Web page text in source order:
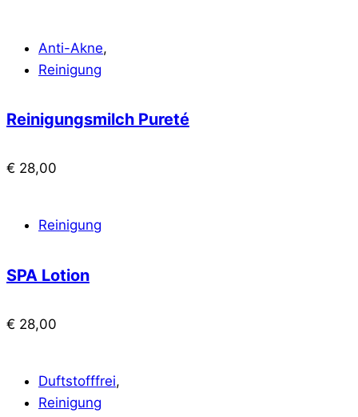
Anti-Akne,
Reinigung
Reinigungsmilch Pureté
€ 28,00
Reinigung
SPA Lotion
€ 28,00
Duftstofffrei,
Reinigung